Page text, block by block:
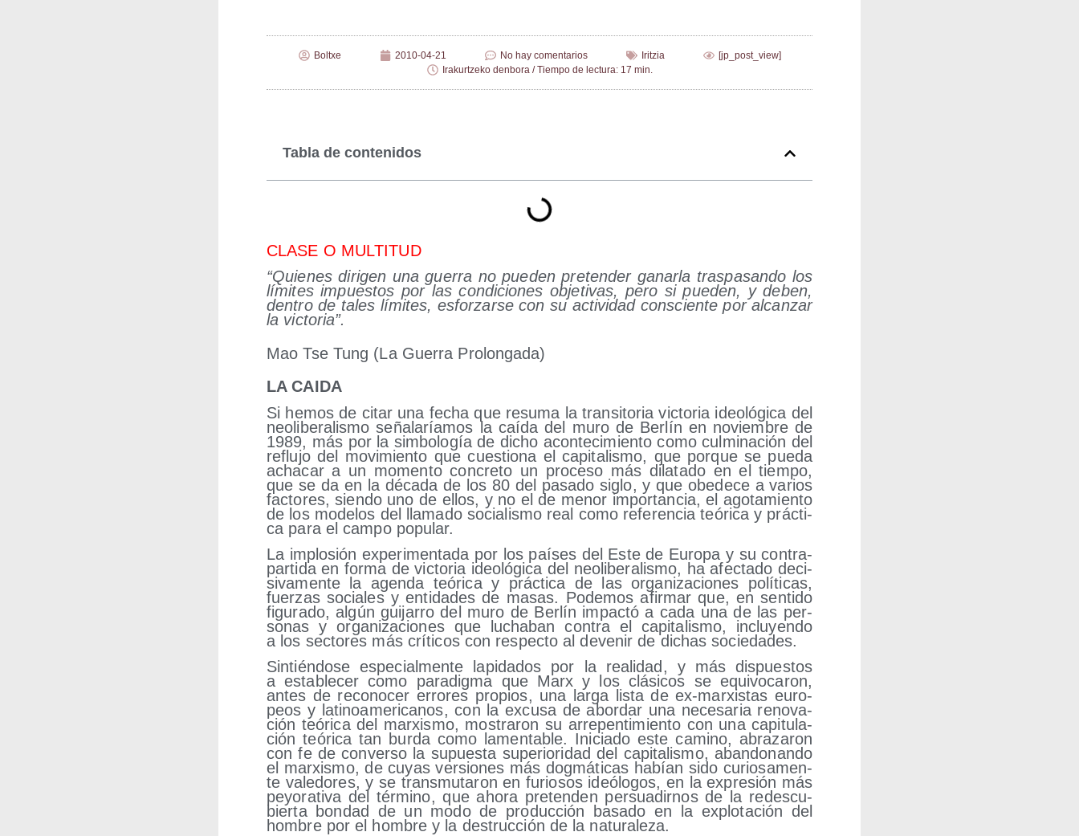
Boltxe 2010-04-21 No hay comentarios Iritzia
[jp_post_view]
Irakurtzeko denbora / Tiempo de lectura: 17 min.
Tabla de contenidos
CLASE O MULTITUD
“Quie­nes diri­gen una gue­rra no pue­den pre­ten­der ganar­la tras­pa­san­do los
lími­tes impues­tos por las con­di­cio­nes obje­ti­vas, pero si pue­den, y deben,
den­tro de tales lími­tes, esfor­zar­se con su acti­vi­dad cons­cien­te por alcan­zar
la victoria”.
Mao Tse Tung (La Gue­rra Prolongada)
LA CAIDA
Si hemos de citar una fecha que resu­ma la tran­si­to­ria vic­to­ria ideo­ló­gi­ca del
neo­li­be­ra­lis­mo seña­la­ría­mos la caí­da del muro de Ber­lín en noviem­bre de
1989, más por la sim­bo­lo­gía de dicho acon­te­ci­mien­to como cul­mi­na­ción del
reflu­jo del movi­mien­to que cues­tio­na el capi­ta­lis­mo, que por­que se pue­da
acha­car a un momen­to con­cre­to un pro­ce­so más dila­ta­do en el tiem­po,
que se da en la déca­da de los 80 del pasa­do siglo, y que obe­de­ce a varios
fac­to­res, sien­do uno de ellos, y no el de menor impor­tan­cia, el ago­ta­mien­to
de los mode­los del lla­ma­do socia­lis­mo real como refe­ren­cia teó­ri­ca y prác­ti­
ca para el cam­po popular.
La implo­sión expe­ri­men­ta­da por los paí­ses del Este de Euro­pa y su con­tra­
par­ti­da en for­ma de vic­to­ria ideo­ló­gi­ca del neo­li­be­ra­lis­mo, ha afec­ta­do deci­
si­va­men­te la agen­da teó­ri­ca y prác­ti­ca de las orga­ni­za­cio­nes polí­ti­cas,
fuer­zas socia­les y enti­da­des de masas. Pode­mos afir­mar que, en sen­ti­do
figu­ra­do, algún gui­ja­rro del muro de Ber­lín impac­tó a cada una de las per­
so­nas y orga­ni­za­cio­nes que lucha­ban con­tra el capi­ta­lis­mo, inclu­yen­do
a los sec­to­res más crí­ti­cos con res­pec­to al deve­nir de dichas sociedades.
Sin­tién­do­se espe­cial­men­te lapi­da­dos por la reali­dad, y más dis­pues­tos
a esta­ble­cer como para­dig­ma que Marx y los clá­si­cos se equi­vo­ca­ron,
antes de reco­no­cer erro­res pro­pios, una lar­ga lis­ta de ex-mar­xis­tas euro­
peos y lati­no­ame­ri­ca­nos, con la excu­sa de abor­dar una nece­sa­ria reno­va­
ción teó­ri­ca del mar­xis­mo, mos­tra­ron su arre­pen­ti­mien­to con una capi­tu­la­
ción teó­ri­ca tan bur­da como lamen­ta­ble. Ini­cia­do este camino, abra­za­ron
con fe de con­ver­so la supues­ta supe­rio­ri­dad del capi­ta­lis­mo, aban­do­nan­do
el mar­xis­mo, de cuyas ver­sio­nes más dog­má­ti­cas habían sido curio­sa­men­
te vale­do­res, y se trans­mu­ta­ron en furio­sos ideó­lo­gos, en la expre­sión más
peyo­ra­ti­va del tér­mino, que aho­ra pre­ten­den per­sua­dir­nos de la redes­cu­
bier­ta bon­dad de un modo de pro­duc­ción basa­do en la explo­ta­ción del
hom­bre por el hom­bre y la des­truc­ción de la naturaleza.